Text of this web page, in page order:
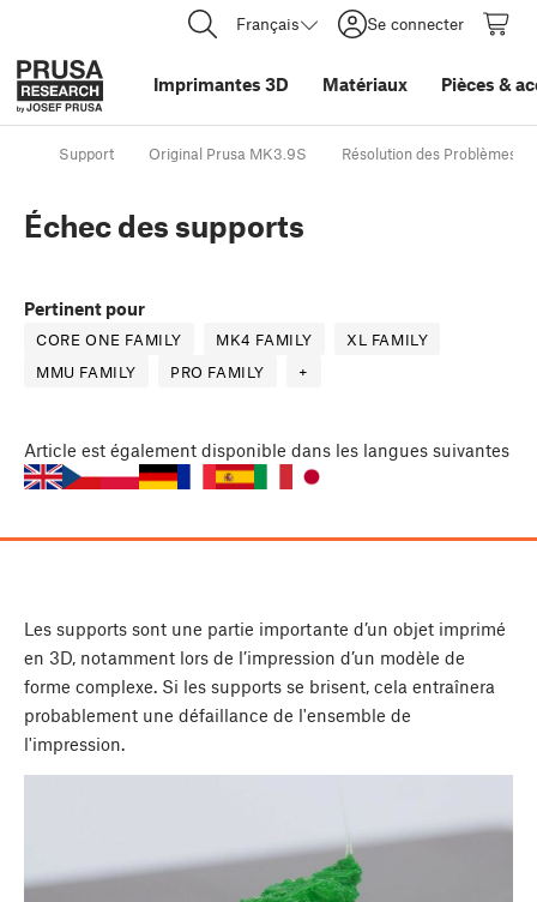
Français Se connecter
Imprimantes 3D Matériaux Pièces &
Support Original Prusa MK3.9S Résolution des Problèmes
Échec des supports
Pertinent pour
CORE ONE FAMILY MK4 FAMILY
XL FAMILY
MMU FAMILY
PRO FAMILY +
Article est également disponible dans les langues suivantes
Les supports sont une partie importante d’un objet imprimé
en 3D, notamment lors de l’impression d’un modèle de
forme complexe. Si les supports se brisent, cela entraînera
probablement une défaillance de l'ensemble de
l'impression.